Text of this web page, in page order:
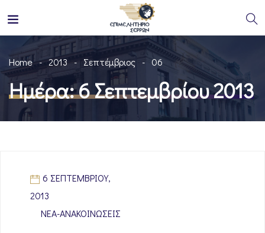
Home 2013 Σεπτέμβριος 06
Ημέρα:6 Σεπτεμβρίου 2013
6 ΣΕΠΤΕΜΒΡΊΟΥ,
2013
ΝΈΑ-ΑΝΑΚΟΙΝΏΣΕΙΣ